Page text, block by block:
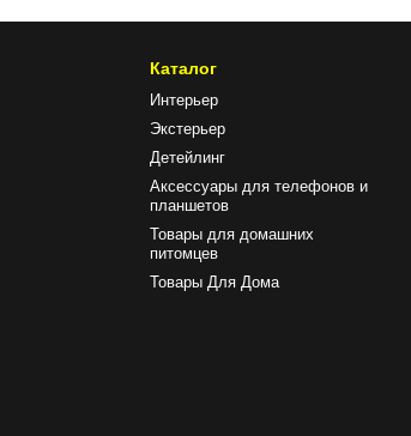
Каталог
Интерьер
Экстерьер
Детейлинг
Аксессуары для телефонов и
планшетов
Товары для домашних
питомцев
Товары Для Дома